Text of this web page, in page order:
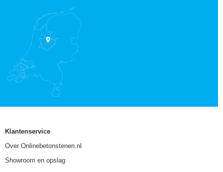
Klantenservice
Over Onlinebetonstenen.nl
Showroom en opslag